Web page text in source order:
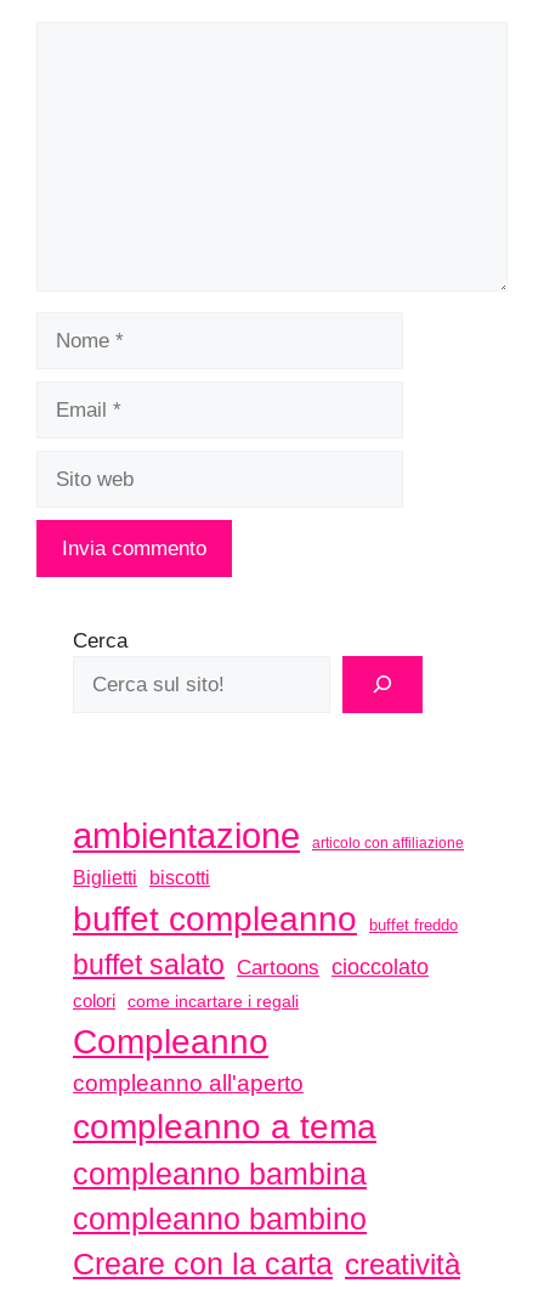
Cerca
ambientazione articolo con affiliazione
Biglietti biscotti
buffet compleanno buffet freddo
buffet salato Cartoons cioccolato
colori come incartare i regali
Compleanno
compleanno all'aperto
compleanno a tema
compleanno bambina
compleanno bambino
Creare con la carta creatività